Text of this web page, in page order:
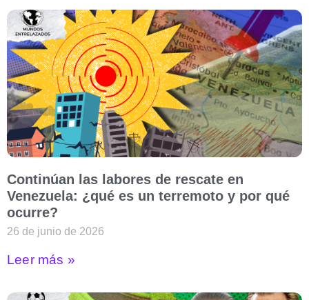
Continúan las labores de rescate en
Venezuela: ¿qué es un terremoto y por qué
ocurre?
26 de junio de 2026
Leer más »